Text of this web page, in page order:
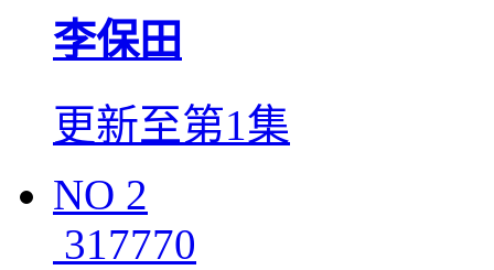
李保田
更新至第1集
NO 2
317770